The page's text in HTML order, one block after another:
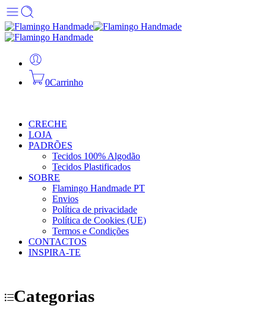
0Carrinho
CRECHE
LOJA
PADRÕES
Tecidos 100% Algodão
Tecidos Plastificados
SOBRE
Flamingo Handmade PT
Envios
Política de privacidade
Política de Cookies (UE)
Termos e Condições
CONTACTOS
INSPIRA-TE
Categorias